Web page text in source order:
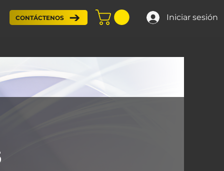
CONTÁCTENOS Iniciar sesión